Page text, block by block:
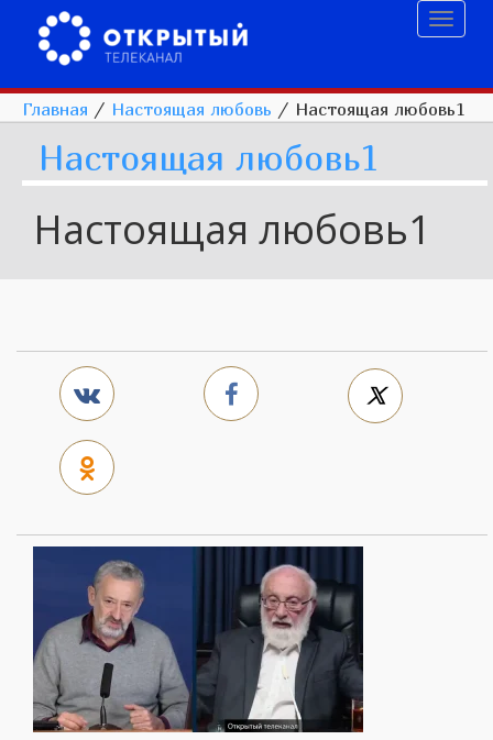
Главная / Настоящая любовь / Настоящая любовь1
Настоящая любовь1
Настоящая любовь1